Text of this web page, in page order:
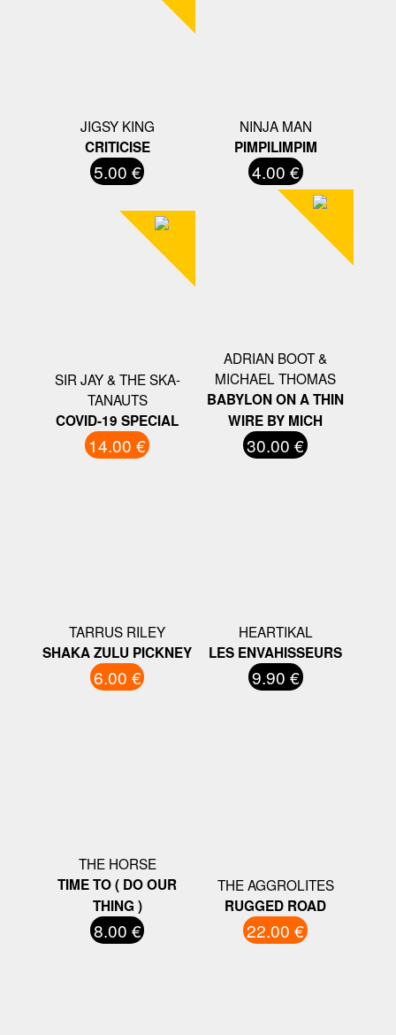
JIGSY KING
CRITICISE
5.00 €
NINJA MAN
PIMPILIMPIM
4.00 €
SIR JAY & THE SKA-
TANAUTS
COVID-19 SPECIAL
14.00 €
ADRIAN BOOT &
MICHAEL THOMAS
BABYLON ON A THIN
WIRE BY MICH
30.00 €
TARRUS RILEY
SHAKA ZULU PICKNEY
6.00 €
HEARTIKAL
LES ENVAHISSEURS
9.90 €
THE HORSE
TIME TO ( DO OUR
THING )
8.00 €
THE AGGROLITES
RUGGED ROAD
22.00 €